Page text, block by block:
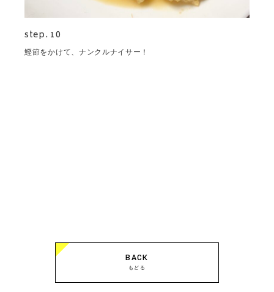
step. 10
鰹節をかけて、ナンクルナイサー！
BACK
もどる